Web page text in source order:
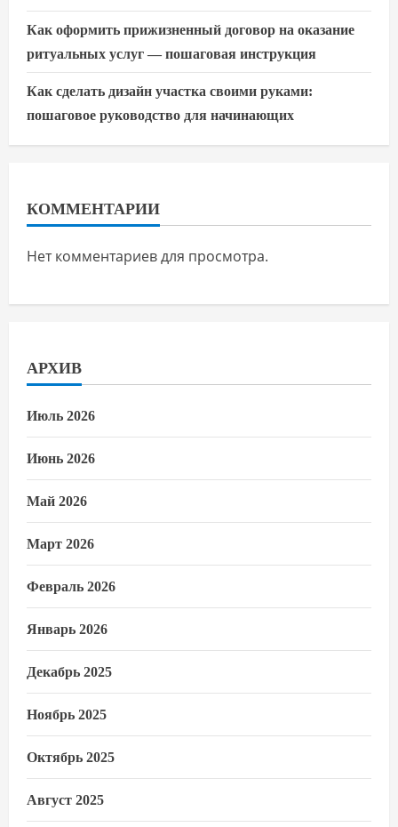
Как оформить прижизненный договор на оказание
ритуальных услуг — пошаговая инструкция
Как сделать дизайн участка своими руками:
пошаговое руководство для начинающих
КОММЕНТАРИИ
Нет комментариев для просмотра.
АРХИВ
Июль 2026
Июнь 2026
Май 2026
Март 2026
Февраль 2026
Январь 2026
Декабрь 2025
Ноябрь 2025
Октябрь 2025
Август 2025